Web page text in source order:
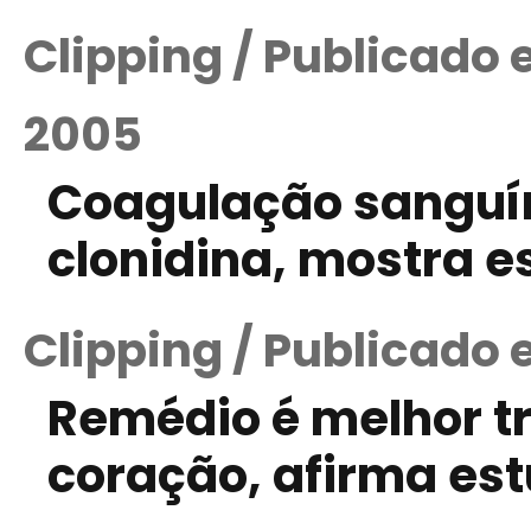
Clipping / Publicado
2005
Coagulação
clonidina, mostra
Clipping / Publicado
Remédio é melhor
coração, afirma